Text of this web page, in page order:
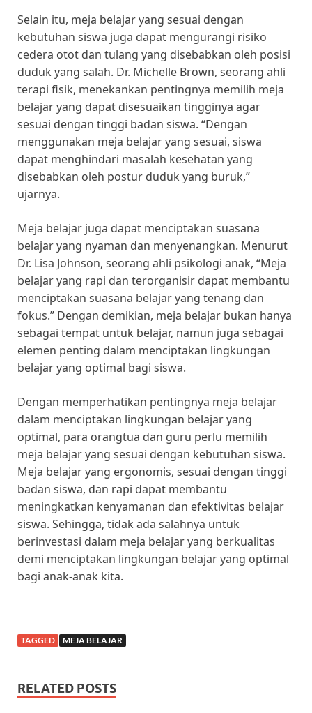
Selain itu, meja belajar yang sesuai dengan
kebutuhan siswa juga dapat mengurangi risiko
cedera otot dan tulang yang disebabkan oleh posisi
duduk yang salah. Dr. Michelle Brown, seorang ahli
terapi fisik, menekankan pentingnya memilih meja
belajar yang dapat disesuaikan tingginya agar
sesuai dengan tinggi badan siswa. “Dengan
menggunakan meja belajar yang sesuai, siswa
dapat menghindari masalah kesehatan yang
disebabkan oleh postur duduk yang buruk,”
ujarnya.
Meja belajar juga dapat menciptakan suasana
belajar yang nyaman dan menyenangkan. Menurut
Dr. Lisa Johnson, seorang ahli psikologi anak, “Meja
belajar yang rapi dan terorganisir dapat membantu
menciptakan suasana belajar yang tenang dan
fokus.” Dengan demikian, meja belajar bukan hanya
sebagai tempat untuk belajar, namun juga sebagai
elemen penting dalam menciptakan lingkungan
belajar yang optimal bagi siswa.
Dengan memperhatikan pentingnya meja belajar
dalam menciptakan lingkungan belajar yang
optimal, para orangtua dan guru perlu memilih
meja belajar yang sesuai dengan kebutuhan siswa.
Meja belajar yang ergonomis, sesuai dengan tinggi
badan siswa, dan rapi dapat membantu
meningkatkan kenyamanan dan efektivitas belajar
siswa. Sehingga, tidak ada salahnya untuk
berinvestasi dalam meja belajar yang berkualitas
demi menciptakan lingkungan belajar yang optimal
bagi anak-anak kita.
TAGGED MEJA BELAJAR
RELATED POSTS